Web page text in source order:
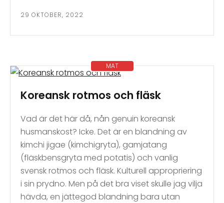
29 OKTOBER, 2022
MAT
Koreansk rotmos och fläsk
Vad är det här då, nån genuin koreansk
husmanskost? Icke. Det är en blandning av
kimchi jigae (kimchigryta), gamjatang
(fläskbensgryta med potatis) och vanlig
svensk rotmos och fläsk. Kulturell appropriering
i sin prydno. Men på det bra viset skulle jag vilja
hävda, en jättegod blandning bara utan